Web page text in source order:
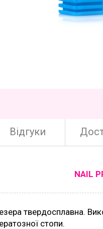
Відгуки
NAIL
твердосплавна.
стопи.